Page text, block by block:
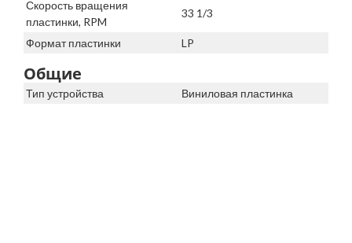
Скорость вращения
пластинки, RPM
33 1/3
Формат пластинки LP
Общие
Тип устройства Виниловая пластинка